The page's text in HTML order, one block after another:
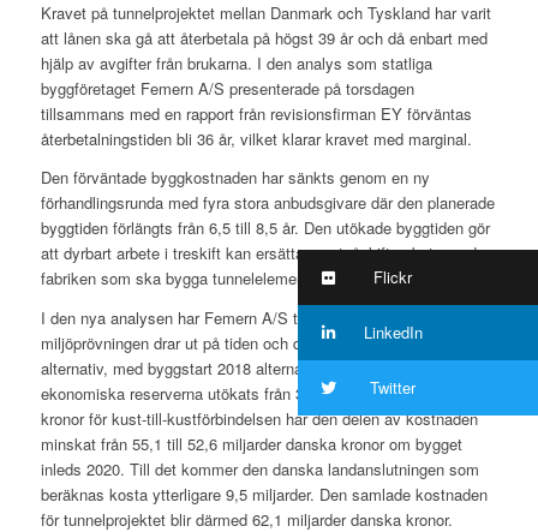
Kravet på tunnelprojektet mellan Danmark och Tyskland har varit
att lånen ska gå att återbetala på högst 39 år och då enbart med
hjälp av avgifter från brukarna. I den analys som statliga
byggföretaget Femern A/S presenterade på torsdagen
tillsammans med en rapport från revisionsfirman EY förväntas
återbetalningstiden bli 36 år, vilket klarar kravet med marginal.
Den förväntade byggkostnaden har sänkts genom en ny
förhandlingsrunda med fyra stora anbudsgivare där den planerade
byggtiden förlängts från 6,5 till 8,5 år. Den utökade byggtiden gör
att dyrbart arbete i treskift kan ersättas av tvåskiftsarbete medan
fabriken som ska bygga tunnelelementen kan göras mindre.
I den nya analysen har Femern A/S tagit hänsyn till att den tyska
miljöprövningen drar ut på tiden och därför räknar man på två
alternativ, med byggstart 2018 alternativt 2020. Trots att de
ekonomiska reserverna utökats från 3,7 till 7,3 miljarder danska
kronor för kust-till-kustförbindelsen har den delen av kostnaden
minskat från 55,1 till 52,6 miljarder danska kronor om bygget
inleds 2020. Till det kommer den danska landanslutningen som
beräknas kosta ytterligare 9,5 miljarder. Den samlade kostnaden
för tunnelprojektet blir därmed 62,1 miljarder danska kronor.
Flickr
LinkedIn
Twitter